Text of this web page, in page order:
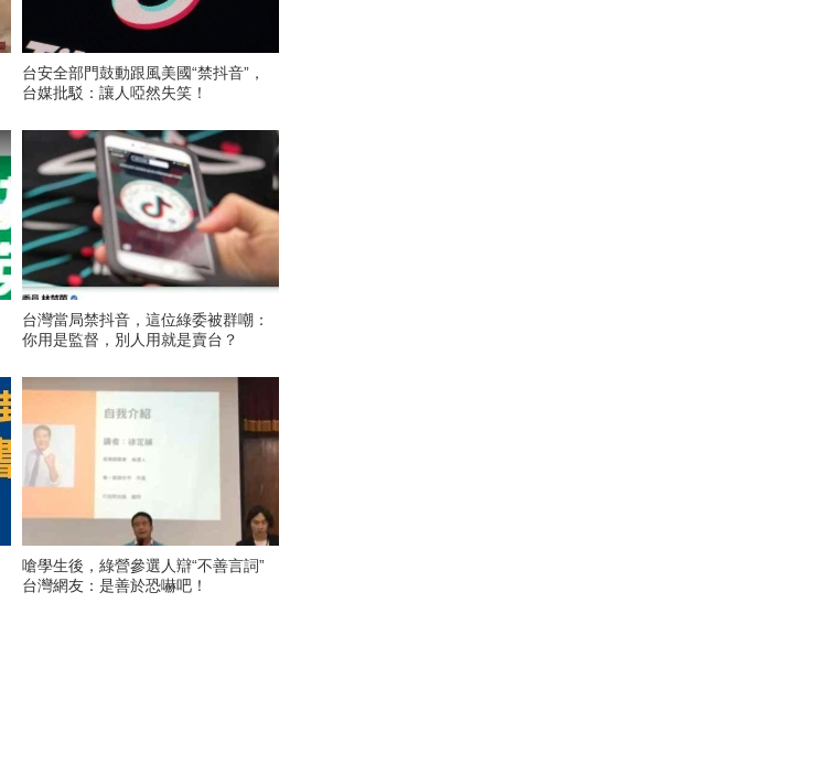
台安全部門鼓動跟風美國“禁抖音”，
台媒批駁：讓人啞然失笑！
台灣當局禁抖音，這位綠委被群嘲：
你用是監督，別人用就是賣台？
嗆學生後，綠營參選人辯“不善言詞”
台灣網友：是善於恐嚇吧！